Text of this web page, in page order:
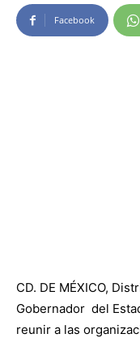
Facebook
CD. DE MÉXICO,
Gobernador del
reunir a las